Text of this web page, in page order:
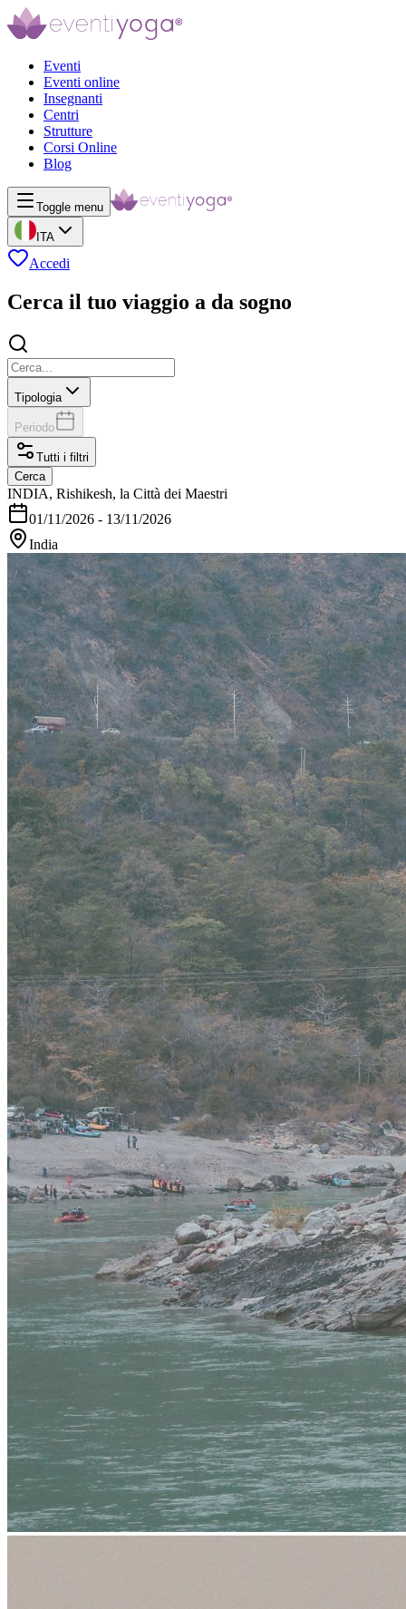
Eventi
Eventi online
Insegnanti
Centri
Strutture
Corsi Online
Blog
Toggle menu
ITA
Accedi
Cerca il tuo viaggio a da sogno
Tipologia
Periodo
Tutti i filtri
Cerca
INDIA, Rishikesh, la Città dei Maestri
01/11/2026 - 13/11/2026
India